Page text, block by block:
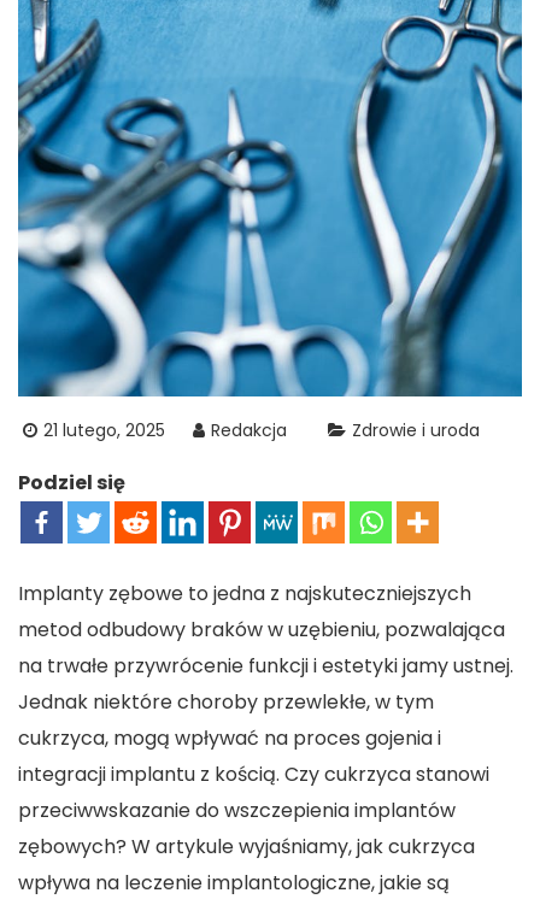
21 lutego, 2025 Redakcja Zdrowie i uroda
Podziel się
Implanty zębowe to jedna z najskuteczniejszych
metod odbudowy braków w uzębieniu, pozwalająca
na trwałe przywrócenie funkcji i estetyki jamy ustnej.
Jednak niektóre choroby przewlekłe, w tym
cukrzyca, mogą wpływać na proces gojenia i
integracji implantu z kością. Czy cukrzyca stanowi
przeciwwskazanie do wszczepienia implantów
zębowych? W artykule wyjaśniamy, jak cukrzyca
wpływa na leczenie implantologiczne, jakie są